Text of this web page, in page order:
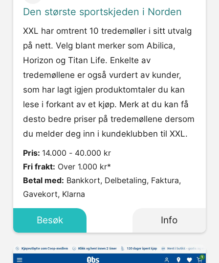
Den største sportskjeden i Norden
XXL har omtrent 10 tredemøller i sitt utvalg
på nett. Velg blant merker som Abilica,
Horizon og Titan Life. Enkelte av
tredemøllene er også vurdert av kunder,
som har lagt igjen produktomtaler du kan
lese i forkant av et kjøp. Merk at du kan få
desto bedre priser på tredemøllene dersom
du melder deg inn i kundeklubben til XXL.
Pris: 14.000 - 40.000 kr
Fri frakt: Over 1.000 kr*
Betal med:
Gavekort, Klarna
Besøk Info